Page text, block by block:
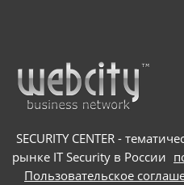
SECURITY CENTER -
рынке IT Security в России
Пользовательское